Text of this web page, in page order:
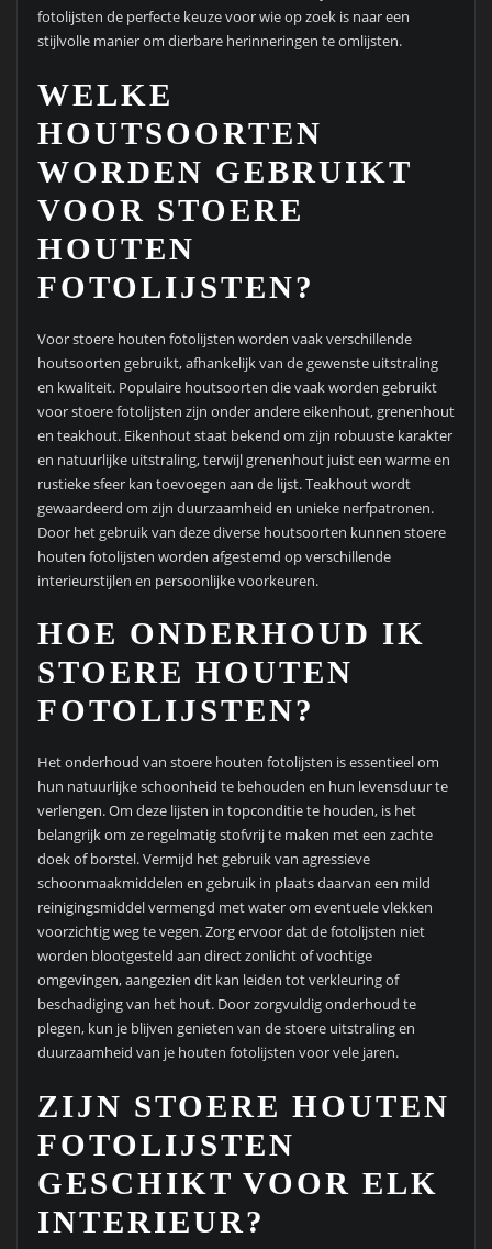
fotolijsten de perfecte keuze voor wie op zoek is naar een
stijlvolle manier om dierbare herinneringen te omlijsten.
WELKE
HOUTSOORTEN
WORDEN GEBRUIKT
VOOR STOERE
HOUTEN
FOTOLIJSTEN?
Voor stoere houten fotolijsten worden vaak verschillende
houtsoorten gebruikt, afhankelijk van de gewenste uitstraling
en kwaliteit. Populaire houtsoorten die vaak worden gebruikt
voor stoere fotolijsten zijn onder andere eikenhout, grenenhout
en teakhout. Eikenhout staat bekend om zijn robuuste karakter
en natuurlijke uitstraling, terwijl grenenhout juist een warme en
rustieke sfeer kan toevoegen aan de lijst. Teakhout wordt
gewaardeerd om zijn duurzaamheid en unieke nerfpatronen.
Door het gebruik van deze diverse houtsoorten kunnen stoere
houten fotolijsten worden afgestemd op verschillende
interieurstijlen en persoonlijke voorkeuren.
HOE ONDERHOUD IK
STOERE HOUTEN
FOTOLIJSTEN?
Het onderhoud van stoere houten fotolijsten is essentieel om
hun natuurlijke schoonheid te behouden en hun levensduur te
verlengen. Om deze lijsten in topconditie te houden, is het
belangrijk om ze regelmatig stofvrij te maken met een zachte
doek of borstel. Vermijd het gebruik van agressieve
schoonmaakmiddelen en gebruik in plaats daarvan een mild
reinigingsmiddel vermengd met water om eventuele vlekken
voorzichtig weg te vegen. Zorg ervoor dat de fotolijsten niet
worden blootgesteld aan direct zonlicht of vochtige
omgevingen, aangezien dit kan leiden tot verkleuring of
beschadiging van het hout. Door zorgvuldig onderhoud te
plegen, kun je blijven genieten van de stoere uitstraling en
duurzaamheid van je houten fotolijsten voor vele jaren.
ZIJN STOERE HOUTEN
FOTOLIJSTEN
GESCHIKT VOOR ELK
INTERIEUR?